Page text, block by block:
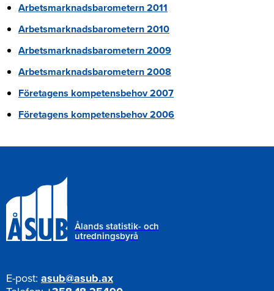
Arbetsmarknadsbarometern 2011
Arbetsmarknadsbarometern 2010
Arbetsmarknadsbarometern 2009
Arbetsmarknadsbarometern 2008
Företagens kompetensbehov 2007
Företagens kompetensbehov 2006
Ålands statistik- och
utredningsbyrå
E-post: asub@asub.ax